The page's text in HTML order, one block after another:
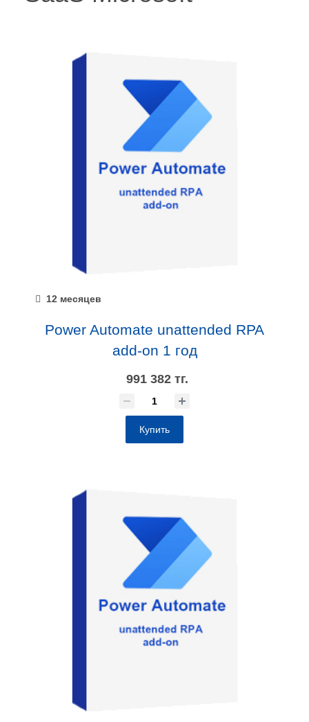
12 месяцев
Power Automate unattended RPA
add-on 1 год
991 382 тг.
Купить